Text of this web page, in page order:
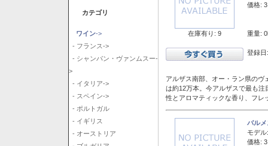
カテゴリ
ワイン->
- フランス->
- シャンパン・ヴァンムスー-
>
- イタリア->
- スペイン->
- ポルトガル
- イギリス
- オーストリア
在庫有り: 9
価格:
重量:
登録
アルザス南部、オー・ラン県の
は約12万本。今アルザスで最も
性とアロマティックな香り、フレ
バル
モデル:
価格: